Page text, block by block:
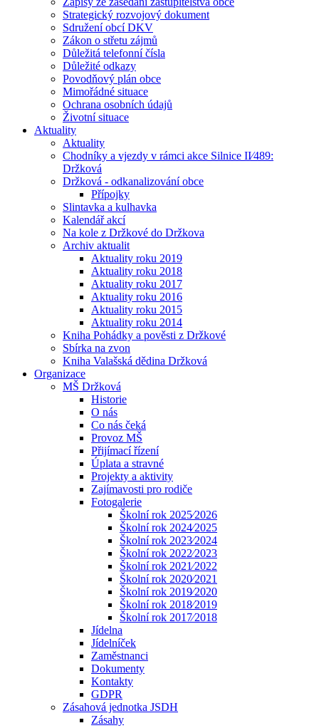
Strategický rozvojový dokument
Sdružení obcí DKV
Zákon o střetu zájmů
Důležitá telefonní čísla
Důležité odkazy
Povodňový plán obce
Mimořádné situace
Ochrana osobních údajů
Životní situace
Aktuality
Aktuality
Chodníky a vjezdy v rámci akce Silnice II⁄489:
Držková
Držková - odkanalizování obce
Přípojky
Slintavka a kulhavka
Kalendář akcí
Na kole z Držkové do Držkova
Archiv aktualit
Aktuality roku 2019
Aktuality roku 2018
Aktuality roku 2017
Aktuality roku 2016
Aktuality roku 2015
Aktuality roku 2014
Kniha Pohádky a pověsti z Držkové
Sbírka na zvon
Kniha Valašská dědina Držková
Organizace
MŠ Držková
Historie
O nás
Co nás čeká
Provoz MŠ
Přijímací řízení
Úplata a stravné
Projekty a aktivity
Zajímavosti pro rodiče
Fotogalerie
Školní rok 2025⁄2026
Školní rok 2024⁄2025
Školní rok 2023⁄2024
Školní rok 2022⁄2023
Školní rok 2021⁄2022
Školní rok 2020⁄2021
Školní rok 2019⁄2020
Školní rok 2018⁄2019
Školní rok 2017⁄2018
Jídelna
Jídelníček
Zaměstnanci
Dokumenty
Kontakty
GDPR
Zásahová jednotka JSDH
Zásahy